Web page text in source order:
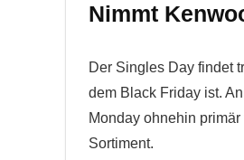
Nimmt
Der Singles Day findet
dem Black Friday ist.
Monday ohnehin
Sortiment.